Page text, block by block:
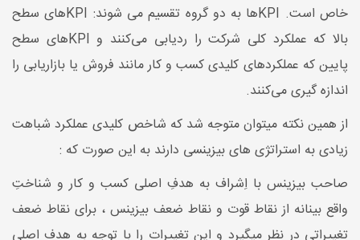
خاص است. KPIها به دو گروه تقسیم می شوند: KPIهای سطح
بالا که عملکرد کلی شرکت را ردیابی می‌کنند و KPIهای سطح
پایین که عملکردهای کلیدی کسب و کار مانند فروش یا بازاریابی را
اندازه گیری می‌کنند.
از همین نکته میتوان متوجه شد که شاخص کلیدی عملکرد شباهت
زیادی به استراتژی های بیزینسی دارند به این صورت که :
صاحب بیزینس با اِشراف به هدفِ اصلی کسب و کار و شناختِ
واقع بینانه از نقاط قوت و نقاط ضعف بیزینس ، برای نقاط ضعف
تغییراتی در نظر میگیرد و این تغییرات را با توجه به هدف اصلی